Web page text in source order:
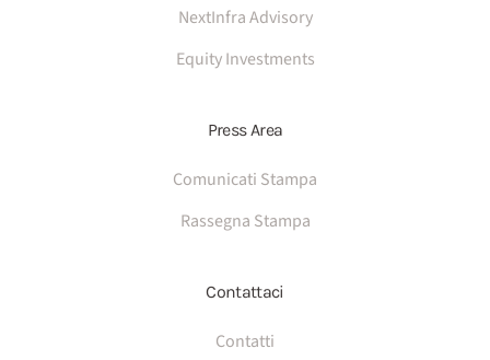
NextInfra Advisory
Equity Investments
Press Area
Comunicati Stampa
Rassegna Stampa
Contattaci
Contatti